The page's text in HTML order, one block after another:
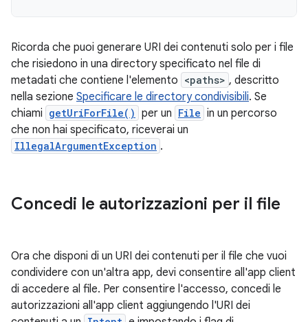
Ricorda che puoi generare URI dei contenuti solo per i file
che risiedono in una directory specificato nel file di
metadati che contiene l'elemento <paths> , descritto
nella sezione Specificare le directory condivisibili. Se
chiami getUriForFile() per un File in un percorso
che non hai specificato, riceverai un
IllegalArgumentException .
Concedi le autorizzazioni per il file
Ora che disponi di un URI dei contenuti per il file che vuoi
condividere con un'altra app, devi consentire all'app client
di accedere al file. Per consentire l'accesso, concedi le
autorizzazioni all'app client aggiungendo l'URI dei